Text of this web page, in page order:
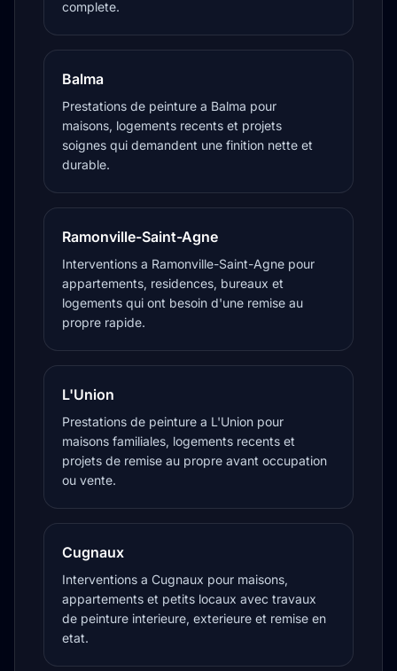
complete.
Balma
Prestations de peinture a Balma pour
maisons, logements recents et projets
soignes qui demandent une finition nette et
durable.
Ramonville-Saint-Agne
Interventions a Ramonville-Saint-Agne pour
appartements, residences, bureaux et
logements qui ont besoin d'une remise au
propre rapide.
L'Union
Prestations de peinture a L'Union pour
maisons familiales, logements recents et
projets de remise au propre avant occupation
ou vente.
Cugnaux
Interventions a Cugnaux pour maisons,
appartements et petits locaux avec travaux
de peinture interieure, exterieure et remise en
etat.